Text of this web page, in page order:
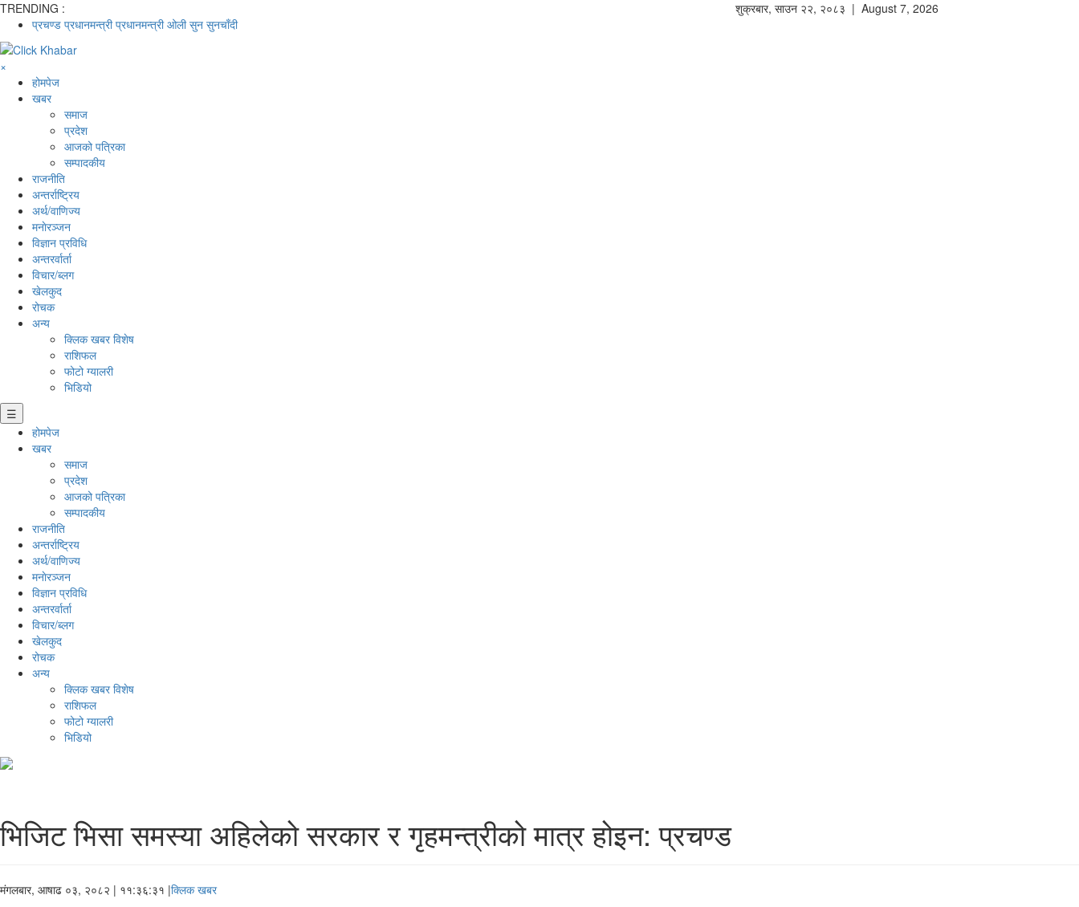
TRENDING :
प्रचण्ड प्रधानमन्त्री प्रधानमन्त्री ओली सुन सुनचाँदी
शुक्रबार, साउन २२, २०८३ | August 7, 2026
×
होमपेज
खबर
समाज
प्रदेश
आजको पत्रिका
सम्पादकीय
राजनीति
अन्तर्राष्ट्रिय
अर्थ/वाणिज्य
मनाेरञ्जन
विज्ञान प्रविधि
अन्तरर्वार्ता
विचार/ब्लग
खेलकुद
रोचक
अन्य
क्लिक खबर विशेष
राशिफल
फोटो ग्यालरी
भिडियो
☰
होमपेज
खबर
समाज
प्रदेश
आजको पत्रिका
सम्पादकीय
राजनीति
अन्तर्राष्ट्रिय
अर्थ/वाणिज्य
मनाेरञ्जन
विज्ञान प्रविधि
अन्तरर्वार्ता
विचार/ब्लग
खेलकुद
रोचक
अन्य
क्लिक खबर विशेष
राशिफल
फोटो ग्यालरी
भिडियो
भिजिट भिसा समस्या अहिलेको सरकार र गृहमन्त्रीको मात्र होइन: प्रचण्ड
मंगलबार, आषाढ ०३, २०८२ | ११:३६:३१ |क्लिक खबर